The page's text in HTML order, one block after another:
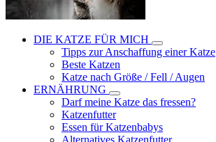
DIE KATZE FÜR MICH
Tipps zur Anschaffung einer Katze
Beste Katzen
Katze nach Größe / Fell / Augen
ERNÄHRUNG
Darf meine Katze das fressen?
Katzenfutter
Essen für Katzenbabys
Alternatives Katzenfutter